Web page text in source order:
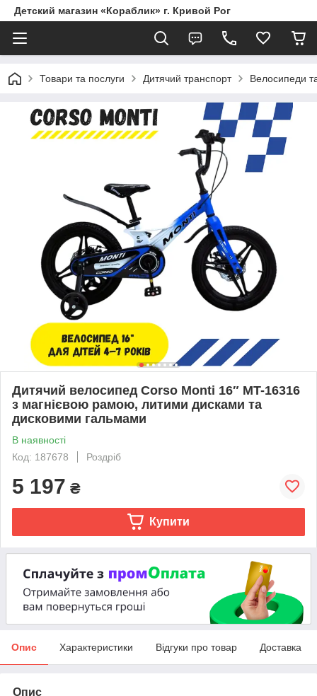
Детский магазин «Кораблик» г. Кривой Рог
Товари та послуги Дитячий транспорт Велосипеди
Дитячий велосипед Corso Monti 16″ MT-16316
з магнієвою рамою, литими дисками та
дисковими гальмами
В наявності
Код: 187678
Роздріб
5 197 ₴
Купити
Опис Характеристики Відгуки про товар Доставка
Опис